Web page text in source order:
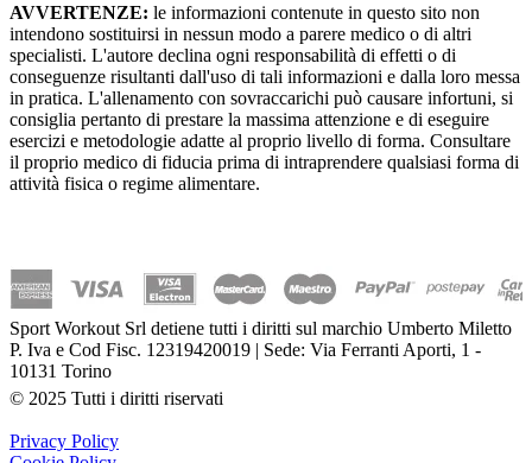
AVVERTENZE: le informazioni contenute in questo sito non
intendono sostituirsi in nessun modo a parere medico o di altri
specialisti. L'autore declina ogni responsabilità di effetti o di
conseguenze risultanti dall'uso di tali informazioni e dalla loro messa
in pratica. L'allenamento con sovraccarichi può causare infortuni, si
consiglia pertanto di prestare la massima attenzione e di eseguire
esercizi e metodologie adatte al proprio livello di forma. Consultare
il proprio medico di fiducia prima di intraprendere qualsiasi forma di
attività fisica o regime alimentare.
Sport Workout Srl detiene tutti i diritti sul marchio Umberto Miletto
P. Iva e Cod Fisc. 12319420019 | Sede: Via Ferranti Aporti, 1 -
10131 Torino
© 2025 Tutti i diritti riservati
Privacy Policy